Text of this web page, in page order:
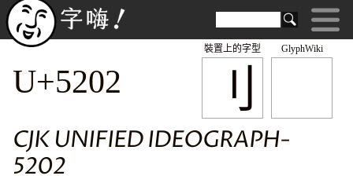
GlyphWiki
刂
裝置上的字型
U+5202
CJK UNIFIED IDEOGRAPH-
5202